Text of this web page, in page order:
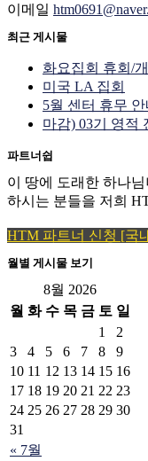
이메일
최근 게시물
화요집회 휴회/
미국 LA 집회
5월 센터 휴무 안
마감) 03기 영적
파트너쉽
이 땅에 도래한 하나
하시는 분들을 저희
HTM 파트너 신청 [국
월별 게시물 보기
8월 2026
월 화 수 목 금 토 일
« 7월
1
2
3
4 5 6 7 8
9
10 11 12 13 14 15 16
17 18 19 20 21 22 23
24 25 26 27 28 29 30
31